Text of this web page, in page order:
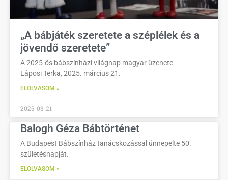
„A bábjáték szeretete a széplélek és a
jövendő szeretete”
A 2025-ös bábszínházi világnap magyar üzenete
Láposi Terka, 2025. március 21.
ELOLVASOM »
2025-03-21
Balogh Géza Bábtörténet
A Budapest Bábszínház tanácskozással ünnepelte 50.
születésnapját.
ELOLVASOM »